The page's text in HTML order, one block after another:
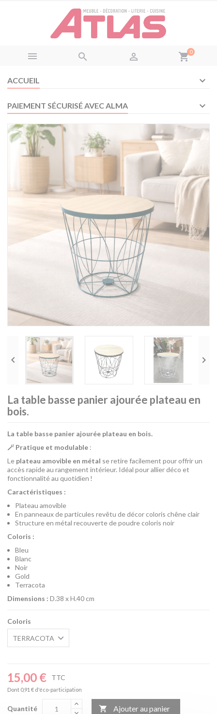
   shopping_cart0
ACCUEIL
PAIEMENT SÉCURISÉ AVEC ALMA
 
La table basse panier ajourée plateau en
bois.
La table basse panier ajourée plateau en bois.
🪄 Pratique et modulable :
Le plateau amovible en métal se retire facilement pour offrir un
accès rapide au rangement intérieur. Idéal pour allier déco et
fonctionnalité au quotidien !
Caractéristiques :
Plateau amovible
En panneaux de particules revêtu de décor coloris chêne clair
Structure en métal recouverte de poudre coloris noir
Coloris :
Bleu
Blanc
Noir
Gold
Terracota
Dimensions : D.38 x H.40 cm
Coloris
15,00 € TTC
Dont 0,91 € d'éco-participation
Quantité  Ajouter au panier